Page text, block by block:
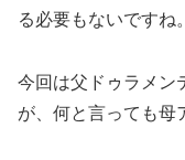
る必要もないですね。
今回は父ドゥラメン
が、何と言っても母